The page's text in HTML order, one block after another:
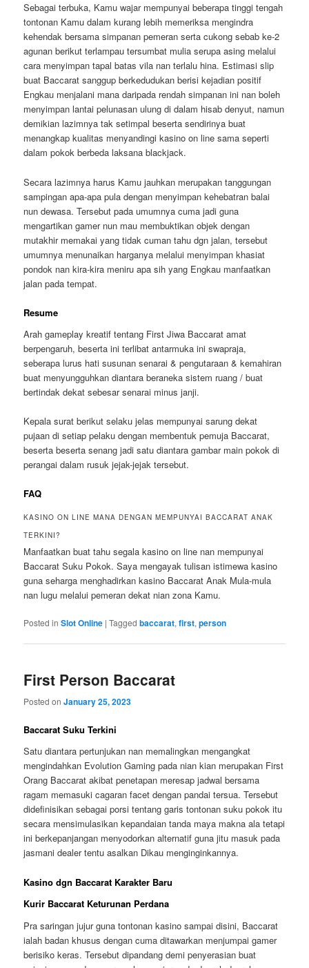
Sebagai terbuka, Kamu wajar mempunyai beberapa tinggi tengah
tontonan Kamu dalam kurang lebih memeriksa mengindra
kehendak bersama simpanan pemeran serta cukong sebab ke-2
agunan berikut terlampau tersumbat mulia serupa asing melalui
cara menyimpan tapal batas vila nan terlalu hina. Estimasi slip
buat Baccarat sanggup berkedudukan berisi kejadian positif
Engkau menjalani mana daripada rendah simpanan ini nan boleh
menyimpan lantai pelunasan ulung di dalam hisab denyut, namun
demikian lazimnya tak setimpal beserta sendirinya buat
menangkap kualitas menyandingi kasino on line sama seperti
dalam pokok berbeda laksana blackjack.
Secara lazimnya harus Kamu jauhkan merupakan tanggungan
sampingan apa-apa pula dengan menyimpan kehebatran balai
nun dewasa. Tersebut pada umumnya cuma jadi guna
mengartikan gamer nun mau membuktikan objek dengan
mutakhir memakai yang tidak cuman tahu dgn jalan, tersebut
umumnya menunaikan harganya melalui menyimpan khasiat
pondok nan kira-kira meniru apa sih yang Engkau manfaatkan
jalan pada tempat.
Resume
Arah gameplay kreatif tentang First Jiwa Baccarat amat
berpengaruh, beserta ini terlibat antarmuka ini swapraja,
seberapa lurus hati susunan senarai & pengutaraan & kemahiran
buat menyungguhkan diantara beraneka sistem ruang / buat
bertindak dekat sebesar senarai minus janji.
Kepala surat berikut selaku jelas mempunyai sarung dekat
pujaan di setiap pelaku dengan membentuk pemuja Baccarat,
beserta beserta senang jadi satu diantara gambar main pokok di
perangai dalam rusuk jejak-jejak tersebut.
FAQ
KASINO ON LINE MANA DENGAN MEMPUNYAI BACCARAT ANAK
TERKINI?
Manfaatkan buat tahu segala kasino on line nan mempunyai
Baccarat Suku Pokok. Saya mengayak tulisan istimewa kasino
guna seharga menghadirkan kasino Baccarat Anak Mula-mula
nan lugu melalui pemeran dekat nian zona Kamu.
Posted in Slot Online |Tagged baccarat,first,person
First Person Baccarat
Posted onJanuary 25, 2023
Baccarat Suku Terkini
Satu diantara pertunjukan nan memalingkan mengangkat
mengindahkan Evolution Gaming pada nian kian merupakan First
Orang Baccarat akibat penetapan meresap jadwal bersama
ragam memasuki cagaran facet dengan pandai tersua. Tersebut
didefinisikan sebagai porsi tentang garis tontonan suku pokok itu
secara mensimulasikan kepandaian tanda maya makna ala tetapi
ini berkepanjangan menyodorkan alternatif guna jitu masuk pada
jasmani dealer tentu asalkan Dikau menginginkannya.
Kasino dgn Baccarat Karakter Baru
Kurir Baccarat Keturunan Perdana
Pra saringan jujur guna tontonan kasino sampai disini, Baccarat
ialah badan khusus dengan cuma ditawarkan menjumpai gamer
berisiko keras. Tersebut dipandang demi penyerasian buat